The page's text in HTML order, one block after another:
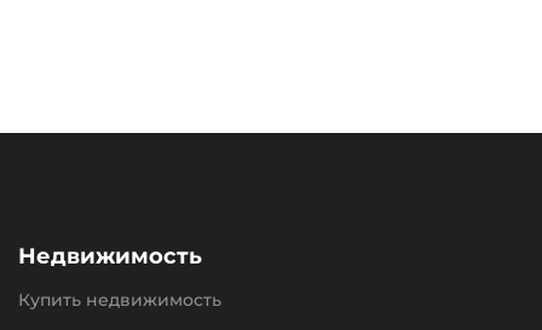
Недвижимость
Купить недвижимость